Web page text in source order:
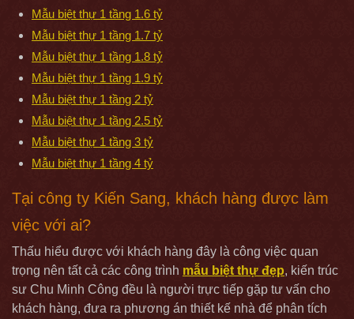
Mẫu biệt thự 1 tầng 1.6 tỷ
Mẫu biệt thự 1 tầng 1.7 tỷ
Mẫu biệt thự 1 tầng 1.8 tỷ
Mẫu biệt thự 1 tầng 1.9 tỷ
Mẫu biệt thự 1 tầng 2 tỷ
Mẫu biệt thự 1 tầng 2.5 tỷ
Mẫu biệt thự 1 tầng 3 tỷ
Mẫu biệt thự 1 tầng 4 tỷ
Tại công ty Kiến Sang, khách hàng được làm
việc với ai?
Thấu hiểu được với khách hàng đây là công việc quan
trọng nên tất cả các công trình mẫu biệt thự đẹp, kiến trúc
sư Chu Minh Công đều là người trực tiếp gặp tư vấn cho
khách hàng, đưa ra phương án thiết kế nhà để phân tích